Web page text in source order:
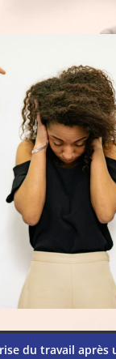
du travail après